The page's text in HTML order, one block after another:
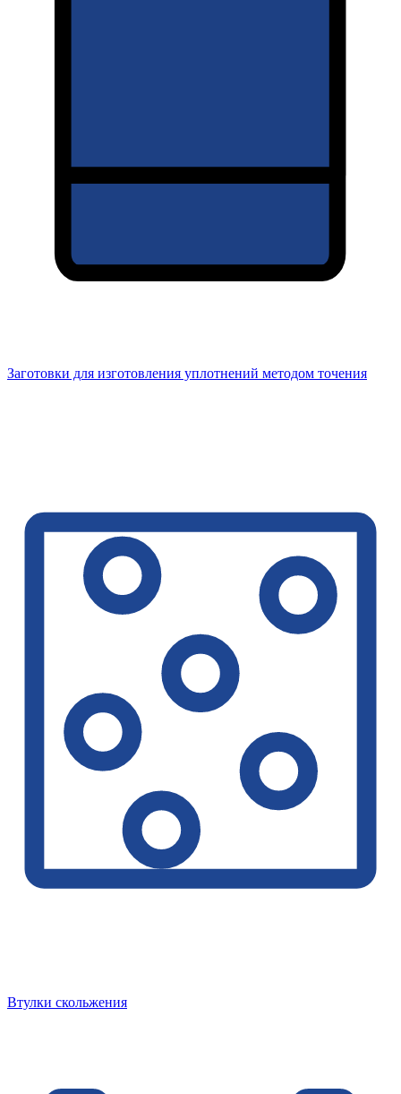
Заготовки для изготовления уплотнений методом точения
Втулки скольжения